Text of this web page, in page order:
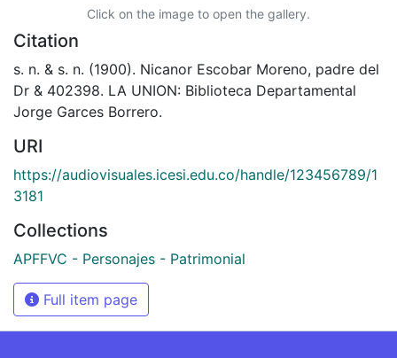
Click on the image to open the gallery.
Citation
s. n. & s. n. (1900). Nicanor Escobar Moreno, padre del
Dr & 402398. LA UNION: Biblioteca Departamental
Jorge Garces Borrero.
URI
https://audiovisuales.icesi.edu.co/handle/123456789/1
3181
Collections
APFFVC - Personajes - Patrimonial
Full item page